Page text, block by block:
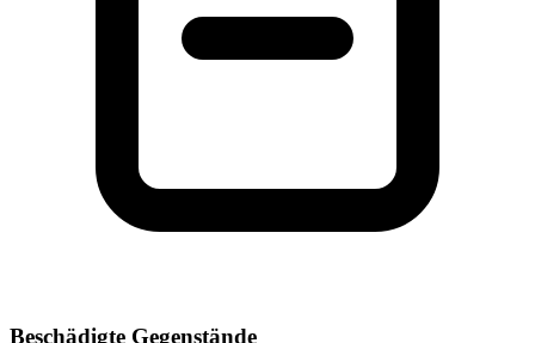
Beschädigte Gegenstände